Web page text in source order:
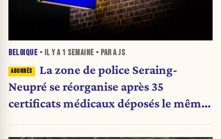
BELGIQUE • IL Y A 1 SEMAINE • PAR A JS
La zone de police Seraing-
Neupré se réorganise après 35
certificats médicaux déposés le même